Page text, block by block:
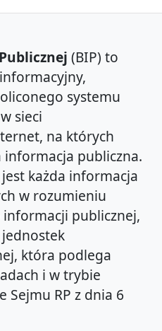
(BIP) to
systemu
sieci
na których
publiczna.
każda informacja
w rozumieniu
publicznej,
która podlega
i w trybie
Sejmu RP z dnia 6